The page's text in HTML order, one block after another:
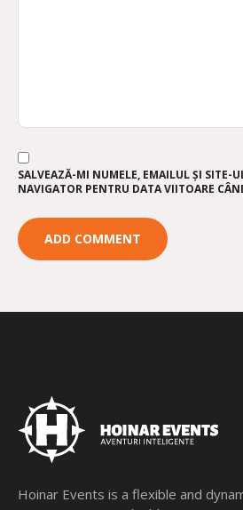
SALVEAZĂ-MI NUMELE, EMAILUL ȘI SITE-
NAVIGATOR PENTRU DATA VIITOARE
Hoinar Events is a flexible and